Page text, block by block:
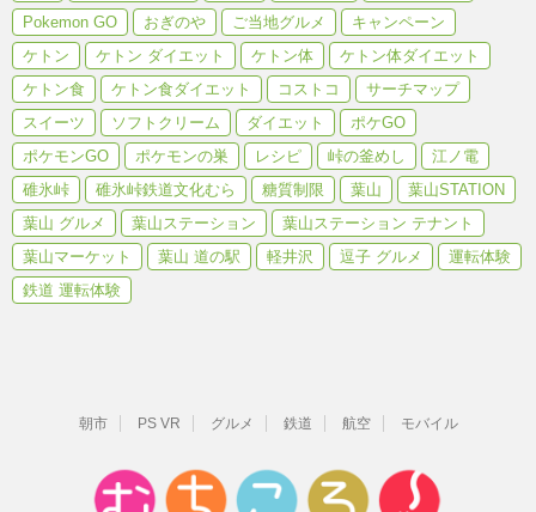
Pokemon GO
おぎのや ご当地グルメ
キャンペーン
ケトン
ケトン ダイエット ケトン体
ケトン体ダイエット
ケトン食
ケトン食ダイエット コストコ
サーチマップ
スイーツ
ソフトクリーム ダイエット
ポケGO
ポケモンGO
ポケモンの巣 レシピ 峠の釜めし
江ノ電
碓氷峠
碓氷峠鉄道文化むら 糖質制限 葉山
葉山STATION
葉山 グルメ
葉山ステーション
葉山ステーション テナント
葉山マーケット
葉山 道の駅 軽井沢 逗子 グルメ
運転体験
鉄道 運転体験
朝市 PS VR グルメ 鉄道 航空 モバイル